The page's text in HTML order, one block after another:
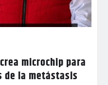
microchip para
de la metástasis